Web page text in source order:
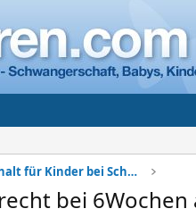
Sorgerecht + Unterhalt für Kinder bei Scheidung
bei 6Wochen